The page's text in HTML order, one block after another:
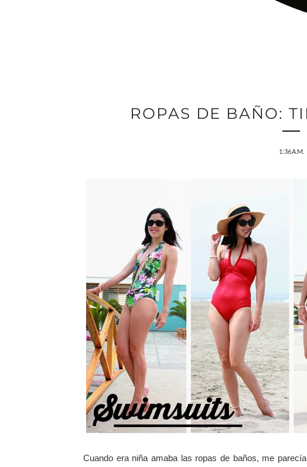
ROPAS DE BAÑO:
1:36 A.M.
Cuando era niña amaba las ropas de baños, me